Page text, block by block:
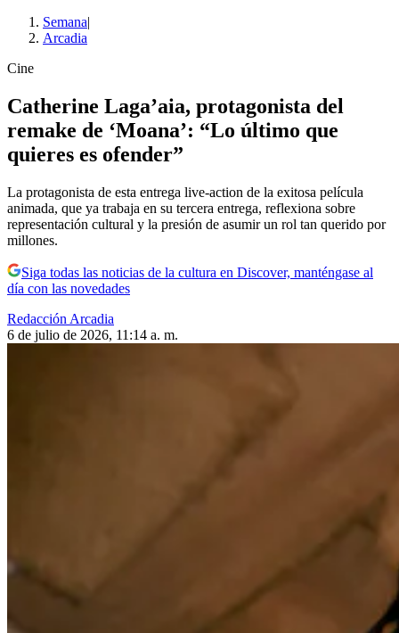
Semana|
Arcadia
Cine
Catherine Laga’aia, protagonista del
remake de ‘Moana’: “Lo último que
quieres es ofender”
La protagonista de esta entrega live-action de la exitosa película
animada, que ya trabaja en su tercera entrega, reflexiona sobre
representación cultural y la presión de asumir un rol tan querido por
millones.
Siga todas las noticias de la cultura en Discover, manténgase al
día con las novedades
Redacción Arcadia
6 de julio de 2026, 11:14 a. m.